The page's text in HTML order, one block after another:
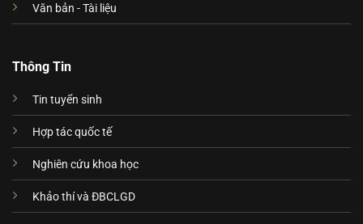
Văn bản - Tài liệu
Thông Tin
Tin tuyển sinh
Hợp tác quốc tế
Nghiên cứu khoa học
Khảo thí và ĐBCLGD